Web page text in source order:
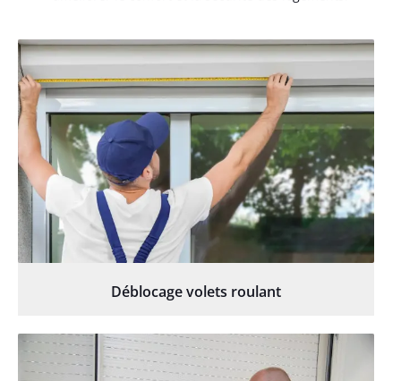
Déblocage volets roulant